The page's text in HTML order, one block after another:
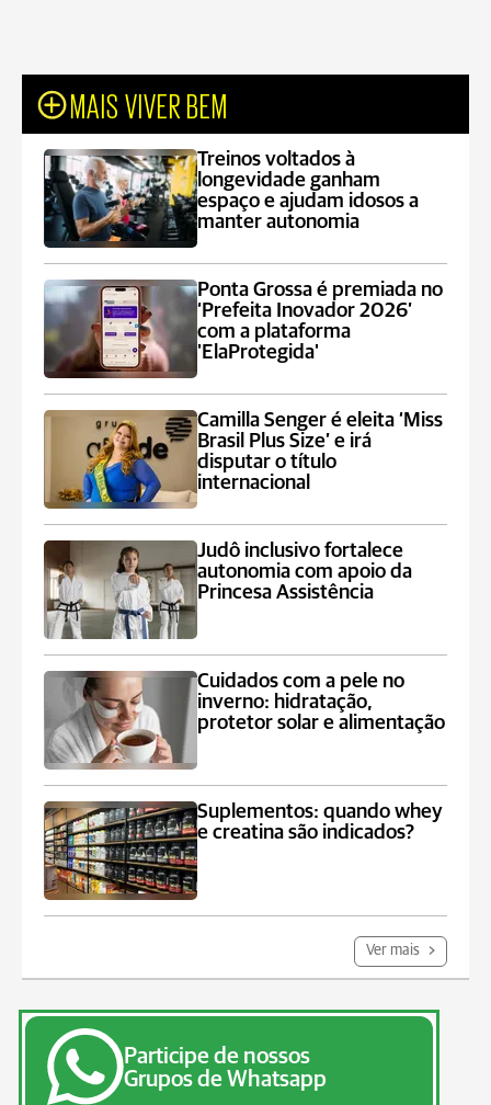
MAIS VIVER BEM
Treinos voltados à
longevidade ganham
espaço e ajudam idosos a
manter autonomia
Ponta Grossa é premiada no
‘Prefeita Inovador 2026’
com a plataforma
'ElaProtegida'
Camilla Senger é eleita ‘Miss
Brasil Plus Size’ e irá
disputar o título
internacional
Judô inclusivo fortalece
autonomia com apoio da
Princesa Assistência
Cuidados com a pele no
inverno: hidratação,
protetor solar e alimentação
Suplementos: quando whey
e creatina são indicados?
Ver mais
Participe de nossos
Grupos de Whatsapp